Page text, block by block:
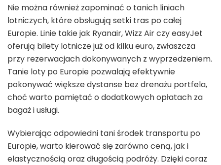
Nie można również zapominać o tanich liniach
lotniczych, które obsługują setki tras po całej
Europie. Linie takie jak Ryanair, Wizz Air czy easyJet
oferują bilety lotnicze już od kilku euro, zwłaszcza
przy rezerwacjach dokonywanych z wyprzedzeniem.
Tanie loty po Europie pozwalają efektywnie
pokonywać większe dystanse bez drenażu portfela,
choć warto pamiętać o dodatkowych opłatach za
bagaż i usługi.
Wybierając odpowiedni tani środek transportu po
Europie, warto kierować się zarówno ceną, jak i
elastycznością oraz długością podróży. Dzięki coraz